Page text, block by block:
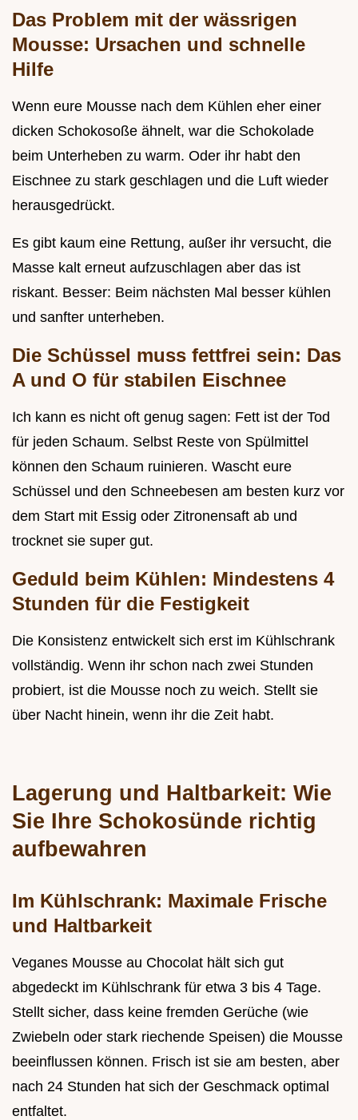
Das Problem mit der wässrigen
Mousse: Ursachen und schnelle
Hilfe
Wenn eure Mousse nach dem Kühlen eher einer
dicken Schokosoße ähnelt, war die Schokolade
beim Unterheben zu warm. Oder ihr habt den
Eischnee zu stark geschlagen und die Luft wieder
herausgedrückt.
Es gibt kaum eine Rettung, außer ihr versucht, die
Masse kalt erneut aufzuschlagen aber das ist
riskant. Besser: Beim nächsten Mal besser kühlen
und sanfter unterheben.
Die Schüssel muss fettfrei sein: Das
A und O für stabilen Eischnee
Ich kann es nicht oft genug sagen: Fett ist der Tod
für jeden Schaum. Selbst Reste von Spülmittel
können den Schaum ruinieren. Wascht eure
Schüssel und den Schneebesen am besten kurz vor
dem Start mit Essig oder Zitronensaft ab und
trocknet sie super gut.
Geduld beim Kühlen: Mindestens 4
Stunden für die Festigkeit
Die Konsistenz entwickelt sich erst im Kühlschrank
vollständig. Wenn ihr schon nach zwei Stunden
probiert, ist die Mousse noch zu weich. Stellt sie
über Nacht hinein, wenn ihr die Zeit habt.
Lagerung und Haltbarkeit: Wie
Sie Ihre Schokosünde richtig
aufbewahren
Im Kühlschrank: Maximale Frische
und Haltbarkeit
Veganes Mousse au Chocolat hält sich gut
abgedeckt im Kühlschrank für etwa 3 bis 4 Tage.
Stellt sicher, dass keine fremden Gerüche (wie
Zwiebeln oder stark riechende Speisen) die Mousse
beeinflussen können. Frisch ist sie am besten, aber
nach 24 Stunden hat sich der Geschmack optimal
entfaltet.